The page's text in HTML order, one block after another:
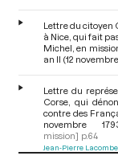
Lettre du citoyen
à Nice, qui fait
Michel, en
an II (12
Lettre du
Corse, qui
contre des
novembre
mission] p.64
Jean-Pierre